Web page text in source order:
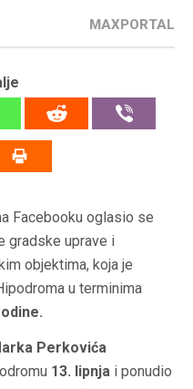
MAXPORTAL
Facebooku oglasio se
gradske uprave i
objektima, koja je
u terminima
Perkovića
13. lipnja i ponudio